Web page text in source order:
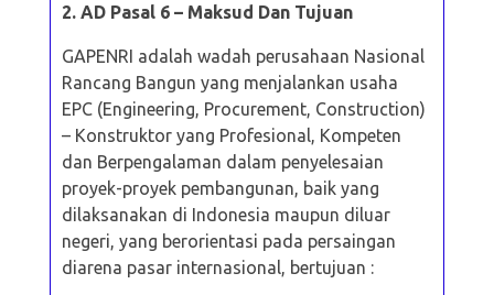
2. AD Pasal 6 – Maksud Dan Tujuan
GAPENRI adalah wadah perusahaan Nasional
Rancang Bangun yang menjalankan usaha
EPC (Engineering, Procurement, Construction)
– Konstruktor yang Profesional, Kompeten
dan Berpengalaman dalam penyelesaian
proyek-proyek pembangunan, baik yang
dilaksanakan di Indonesia maupun diluar
negeri, yang berorientasi pada persaingan
diarena pasar internasional, bertujuan :